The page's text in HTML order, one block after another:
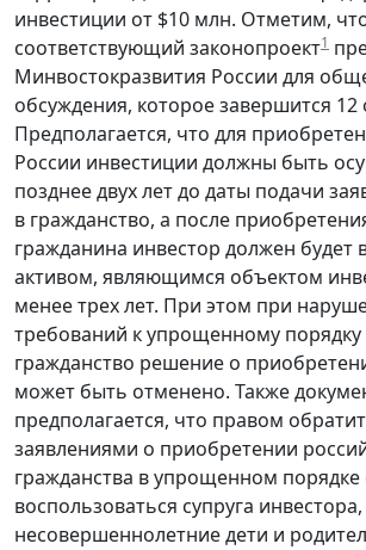
инвестиции от $10 млн. Отметим,
соответствующий законопроект1
Минвостокразвития России для
обсуждения, которое завершится 12
Предполагается, что для
России инвестиции должны быть
позднее двух лет до даты подачи
в гражданство, а после
гражданина инвестор должен будет
активом, являющимся объектом
менее трех лет. При этом при
требований к упрощенному порядку
гражданство решение о
может быть отменено. Также
предполагается, что правом
заявлениями о приобретении
гражданства в упрощенном порядке
воспользоваться супруга инвестора,
несовершеннолетние дети и